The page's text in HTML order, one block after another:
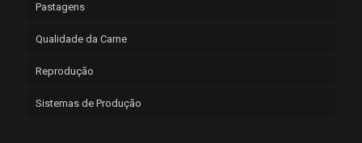
Pastagens
Qualidade da Carne
Reprodução
Sistemas de Produção